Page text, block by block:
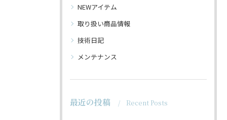
NEWアイテム
取り扱い商品情報
技術日記
メンテナンス
最近の投稿 Recent Posts